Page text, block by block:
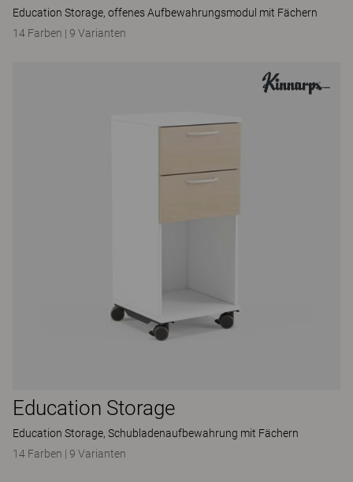
Education Storage, offenes Aufbewahrungsmodul mit Fächern
14 Farben | 9 Varianten
Education Storage
Education Storage, Schubladenaufbewahrung mit Fächern
14 Farben | 9 Varianten